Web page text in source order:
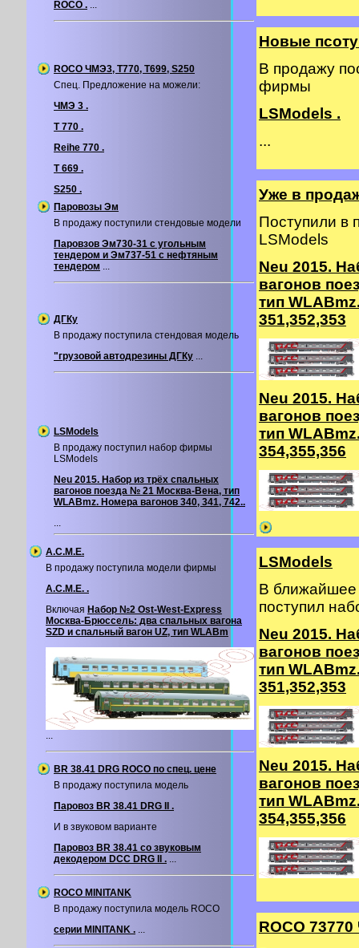
ROCO . ...
ROCO ЧМЭ3, T770, T699, S250
Спец. Предложение на можели:
ЧМЭ 3 .
T 770 .
Reihe 770 .
T 669 .
S250 .
Паровозы Эм
В продажу поступили стендовые модели
Паровзов Эм730-31 с угольным
тендером и Эм737-51 с нефтяным
тендером ...
ДГКу
В продажу поступила стендовая модель
"грузовой автодрезины ДГКу ...
LSModels
В продажу поступил набор фирмы
LSModels
Neu 2015. Набор из трёх спальных
вагонов поезда № 21 Москва-Вена, тип
WLABmz. Номера вагонов 340, 341, 742..
...
A.C.M.E.
В продажу поступила модели фирмы
A.C.M.E. .
Включая Набор №2 Ost-West-Express
Москва-Брюссель: два спальных вагона
SZD и спальный вагон UZ, тип WLABm
...
BR 38.41 DRG ROCO по спец. цене
В продажу поступила модель
Паровоз BR 38.41 DRG II .
И в звуковом варианте
Паровоз BR 38.41 со звуковым
декодером DCC DRG II . ...
ROCO MINITANK
В продажу поступила модель ROCO
серии MINITANK . ...
Новые
В продажу
фирмы
LSModels .
...
Уже в
Поступили
LSModels
Neu 2015.
вагонов
тип
351,352,353
Neu 2015.
вагонов
тип
354,355,356
LSModels
В ближайшее
поступил
Neu 2015.
вагонов
тип
351,352,353
Neu 2015.
вагонов
тип
354,355,356
ROCO